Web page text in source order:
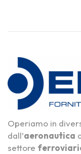
Operiamo in
dall’aeronautica
settore